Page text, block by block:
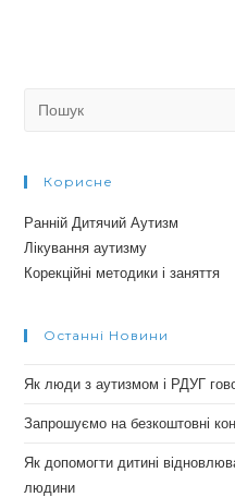
Корисне
Ранній Дитячий Аутизм
Лікування аутизму
Корекційні методики і заняття
Останні Новини
Як люди з аутизмом і РДУГ
Запрошуємо на безкоштовні
Як допомогти дитині
людини